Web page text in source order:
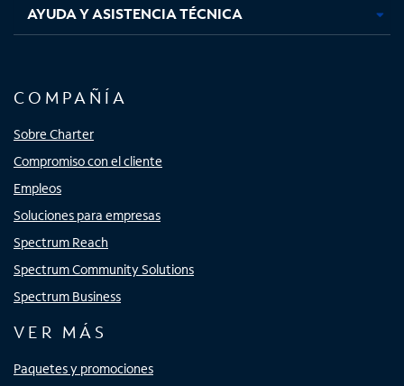
AYUDA Y ASISTENCIA TÉCNICA
COMPAÑÍA
Sobre Charter
Compromiso con el cliente
Empleos
Soluciones para empresas
Spectrum Reach
Spectrum Community Solutions
Spectrum Business
VER MÁS
Paquetes y promociones